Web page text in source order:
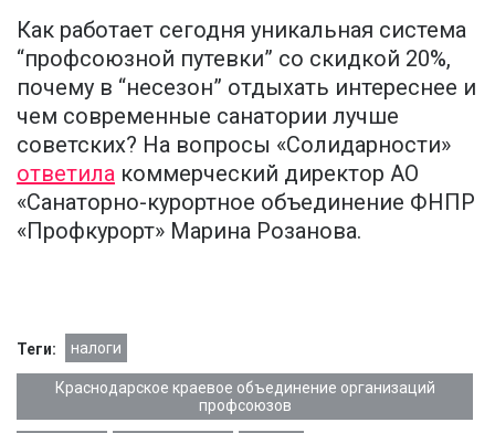
Как работает сегодня уникальная система
“профсоюзной путевки” со скидкой 20%,
почему в “несезон” отдыхать интереснее и
чем современные санатории лучше
советских? На вопросы «Солидарности»
ответила коммерческий директор АО
«Санаторно-курортное объединение ФНПР
«Профкурорт» Марина Розанова.
Теги: налоги
Краснодарское краевое объединение организаций
профсоюзов